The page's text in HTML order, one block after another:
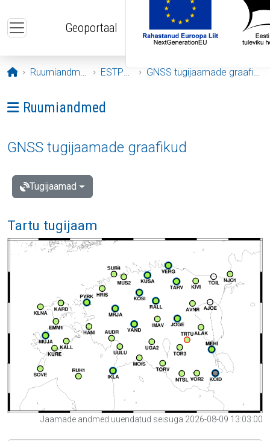
Geoportaal
Avaleht
Ruumiandmed ESTPOS GNSS tugijaamade graafikud
Ava menüü: Ruumiandmed
Ruumiandmed
GNSS tugijaamade graafikud
Tugijaamad
Tartu tugijaam
Jaamade andmed uuendatud seisuga 2026-08-09 13:03:00